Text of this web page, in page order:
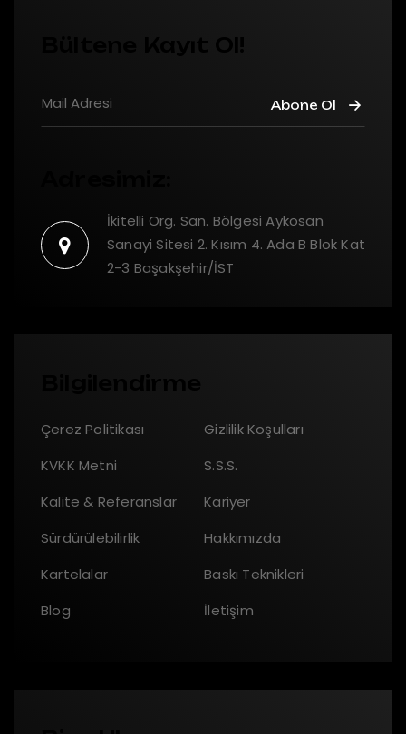
Abone Ol
İkitelli Org. San. Bölgesi Aykosan
Sanayi Sitesi 2. Kısım 4. Ada B Blok Kat
2-3 Başakşehir/İST
Çerez Politikası
Gizlilik Koşulları
KVKK Metni
S.S.S.
Kalite & Referanslar
Kariyer
Sürdürülebilirlik
Hakkımızda
Kartelalar
Baskı Teknikleri
Blog
İletişim